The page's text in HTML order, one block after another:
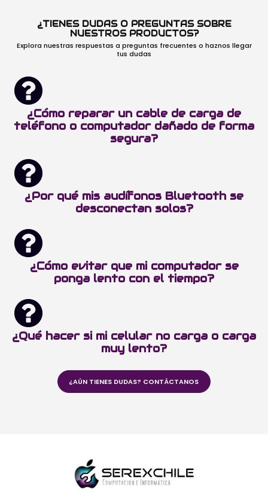
¿TIENES DUDAS O PREGUNTAS SOBRE
NUESTROS PRODUCTOS?
Explora nuestras respuestas a preguntas frecuentes o haznos llegar
tus dudas
¿Cómo reparar un cable de carga de
teléfono o computador dañado de forma
segura?
¿Por qué mis audífonos Bluetooth se
desconectan solos?
¿Cómo evitar que mi computador se
ponga lento con el tiempo?
¿Qué hacer si mi celular no carga o carga
muy lento?
¿AÚN TIENES DUDAS? CONTÁCTANOS